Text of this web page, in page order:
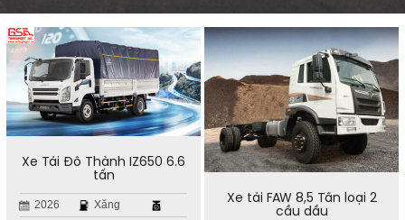
Xe Tải Đô Thành IZ650 6.6
tấn
2026 Xăng
Xe tải FAW 8,5 Tấn loại 2
cầu dầu